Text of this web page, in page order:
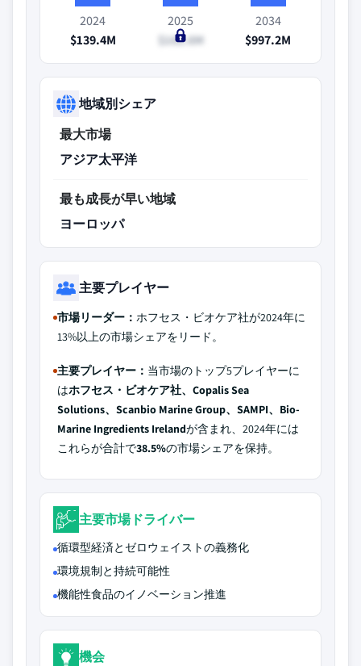
2024
$139.4M
2025
$162.6M
2034
$997.2M
地域別シェア
最大市場
アジア太平洋
最も成長が早い地域
ヨーロッパ
主要プレイヤー
市場リーダー： ホフセス・ビオケア社が2024年に
13%以上の市場シェアをリード。
主要プレイヤー： 当市場のトップ5プレイヤーに
はホフセス・ビオケア社、Copalis Sea
Solutions、Scanbio Marine Group、SAMPI、Bio-
Marine Ingredients Irelandが含まれ、2024年には
これらが合計で38.5%の市場シェアを保持。
主要市場ドライバー
循環型経済とゼロウェイストの義務化
環境規制と持続可能性
機能性食品のイノベーション推進
機会